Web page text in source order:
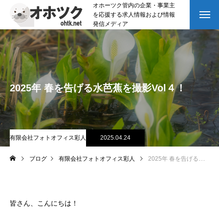
オホーツク管内の企業・事業主
を応援する求人情報および情報
発信メディア
2025年 春を告げる水芭蕉を撮影Vol４！
有限会社フォトオフィス彩人 2025.04.24
ブログ 有限会社フォトオフィス彩人 2025年 春を告げる水芭蕉を撮影Vol４！
皆さん、こんにちは！